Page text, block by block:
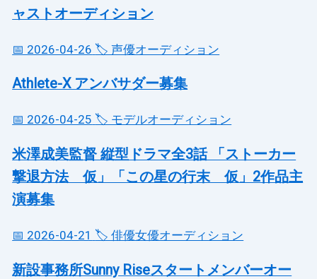
ャストオーディション
📅 2026-04-26 🏷️ 声優オーディション
Athlete-X アンバサダー募集
📅 2026-04-25 🏷️ モデルオーディション
米澤成美監督 縦型ドラマ全3話 「ストーカー
撃退方法 仮」「この星の行末 仮」2作品主
演募集
📅 2026-04-21 🏷️ 俳優女優オーディション
新設事務所Sunny Riseスタートメンバーオー